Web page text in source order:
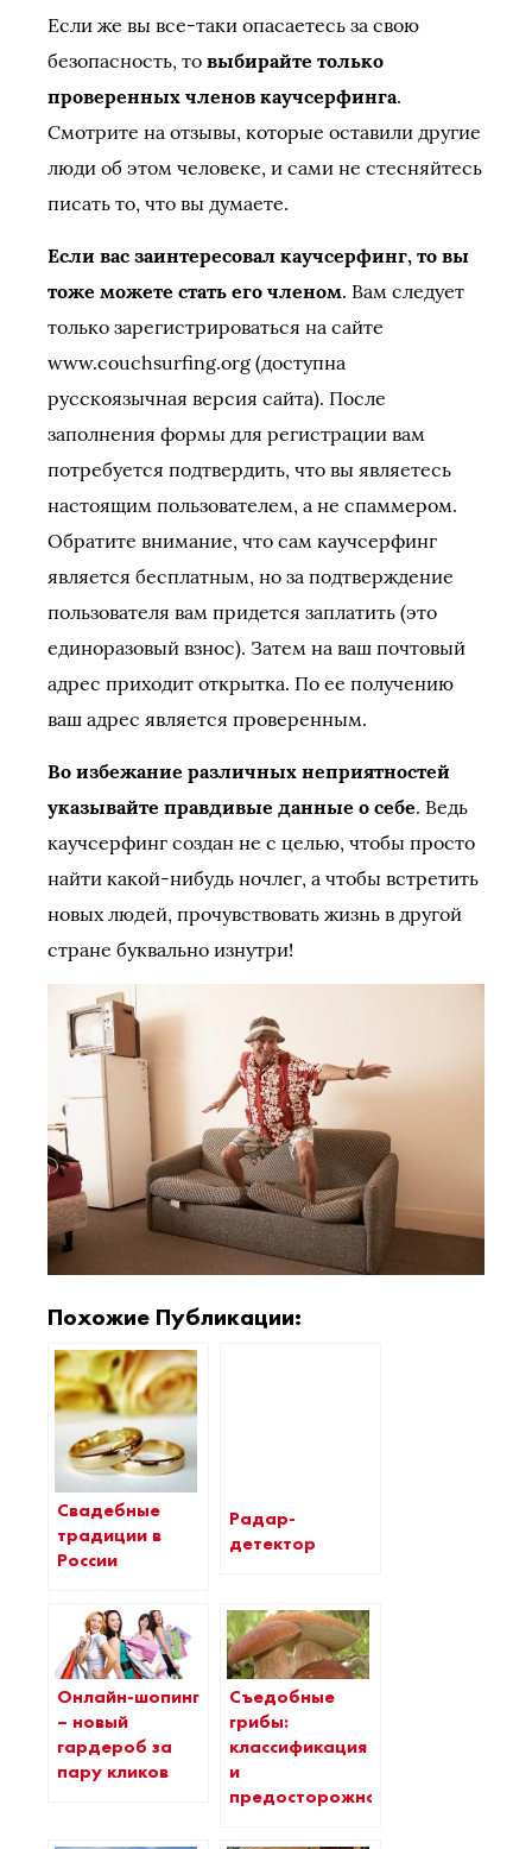
Если же вы все-таки опасаетесь за свою
безопасность, то выбирайте только
проверенных членов каучсерфинга.
Смотрите на отзывы, которые оставили другие
люди об этом человеке, и сами не стесняйтесь
писать то, что вы думаете.
Если вас заинтересовал каучсерфинг, то вы
тоже можете стать его членом. Вам следует
только зарегистрироваться на сайте
www.couchsurfing.org (доступна
русскоязычная версия сайта). После
заполнения формы для регистрации вам
потребуется подтвердить, что вы являетесь
настоящим пользователем, а не спаммером.
Обратите внимание, что сам каучсерфинг
является бесплатным, но за подтверждение
пользователя вам придется заплатить (это
единоразовый взнос). Затем на ваш почтовый
адрес приходит открытка. По ее получению
ваш адрес является проверенным.
Во избежание различных неприятностей
указывайте правдивые данные о себе. Ведь
каучсерфинг создан не с целью, чтобы просто
найти какой-нибудь ночлег, а чтобы встретить
новых людей, прочувствовать жизнь в другой
стране буквально изнутри!
Похожие Публикации:
Свадебные
традиции в
России
Радар-
детектор
Онлайн-шопинг
– новый
гардероб за
пару кликов
Съедобные
грибы:
классификация
и
предосторожности